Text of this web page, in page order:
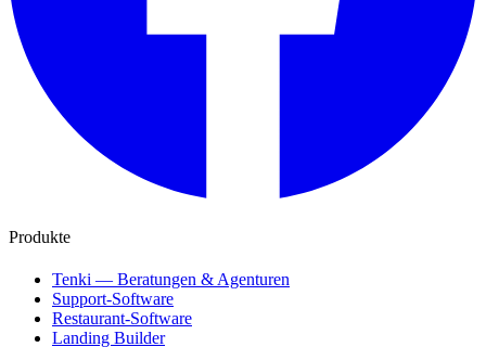
Produkte
Tenki — Beratungen & Agenturen
Support-Software
Restaurant-Software
Landing Builder